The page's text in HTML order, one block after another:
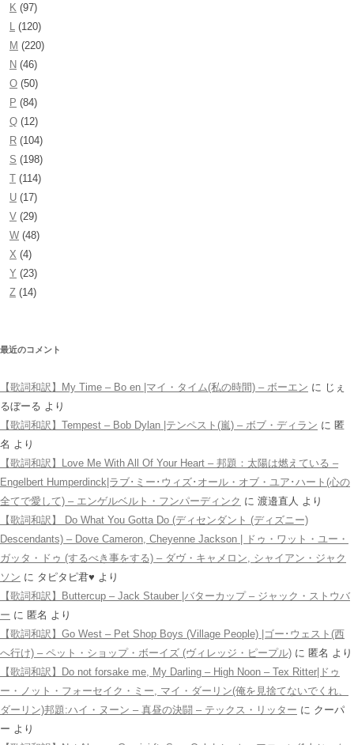
K (97)
L (120)
M (220)
N (46)
O (50)
P (84)
Q (12)
R (104)
S (198)
T (114)
U (17)
V (29)
W (48)
X (4)
Y (23)
Z (14)
最近のコメント
【歌詞和訳】My Time – Bo en |マイ・タイム(私の時間) – ボーエン に じぇ
るぼーる より
【歌詞和訳】Tempest – Bob Dylan |テンペスト(嵐) – ボブ・ディラン に 匿
名 より
【歌詞和訳】Love Me With All Of Your Heart – 邦題：太陽は燃えている –
Engelbert Humperdinck|ラブ･ミー･ウィズ･オール・オブ・ユア･ハート(心の
全てで愛して) – エンゲルベルト・フンパーディンク に 渡邉直人 より
【歌詞和訳】 Do What You Gotta Do (ディセンダント (ディズニー)
Descendants) – Dove Cameron, Cheyenne Jackson | ドゥ・ワット・ユー・
ガッタ・ドゥ (するべき事をする) – ダヴ・キャメロン, シャイアン・ジャク
ソン に タピタピ君♥️ より
【歌詞和訳】Buttercup – Jack Stauber |バターカップ – ジャック・ストウバ
ー に 匿名 より
【歌詞和訳】Go West – Pet Shop Boys (Village People) |ゴー･ウェスト(西
へ行け) – ペット・ショップ・ボーイズ (ヴィレッジ・ピープル) に 匿名 より
【歌詞和訳】Do not forsake me, My Darling – High Noon – Tex Ritter|ドゥ
ー・ノット・フォーセイク・ミー, マイ・ダーリン(俺を見捨てないでくれ、
ダーリン)邦題:ハイ・ヌーン – 真昼の決闘 – テックス・リッター に クーパ
ー より